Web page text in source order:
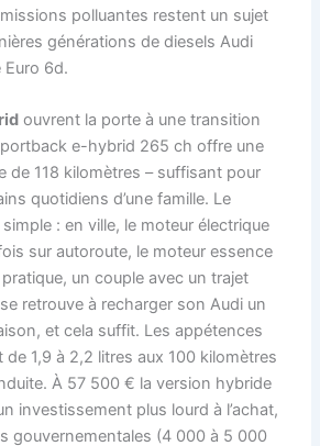
polluantes restent un sujet
générations de diesels Audi
6d.
ouvrent la porte à une transition
e-hybrid 265 ch offre une
de 118 kilomètres – suffisant pour
quotidiens d’une famille. Le
: en ville, le moteur électrique
sur autoroute, le moteur essence
un couple avec un trajet
retrouve à recharger son Audi un
et cela suffit. Les appétences
1,9 à 2,2 litres aux 100 kilomètres
À 57 500 € la version hybride
investissement plus lourd à l’achat,
gouvernementales (4 000 à 5 000